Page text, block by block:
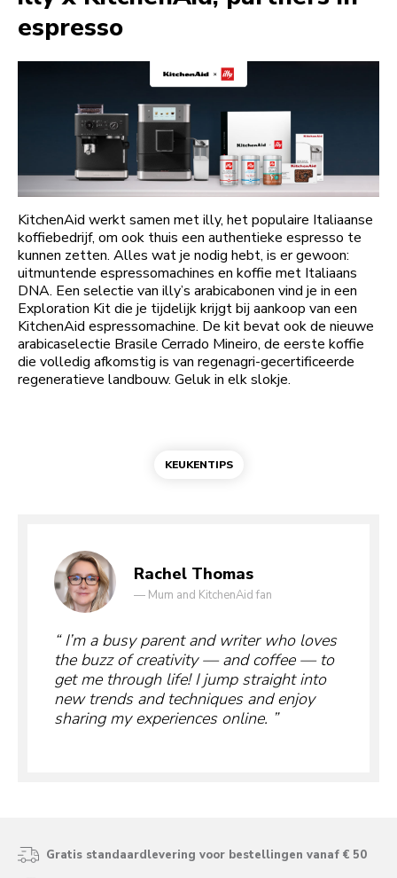
espresso
KitchenAid werkt samen met illy, het populaire Italiaanse
koffiebedrijf, om ook thuis een authentieke espresso te
kunnen zetten. Alles wat je nodig hebt, is er gewoon:
uitmuntende espressomachines en koffie met Italiaans
DNA. Een selectie van illy’s arabicabonen vind je in een
Exploration Kit die je tijdelijk krijgt bij aankoop van een
KitchenAid espressomachine. De kit bevat ook de nieuwe
arabicaselectie Brasile Cerrado Mineiro, de eerste koffie
die volledig afkomstig is van regenagri-gecertificeerde
regeneratieve landbouw. Geluk in elk slokje.
KEUKENTIPS
Rachel Thomas
— Mum and KitchenAid fan
I’m a busy parent and writer who loves
the buzz of creativity — and coffee — to
get me through life! I jump straight into
new trends and techniques and enjoy
sharing my experiences online.
Gratis standaardlevering voor bestellingen vanaf € 50